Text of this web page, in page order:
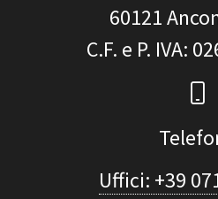
60121
C.F. e P. IVA:
Uffici: +39